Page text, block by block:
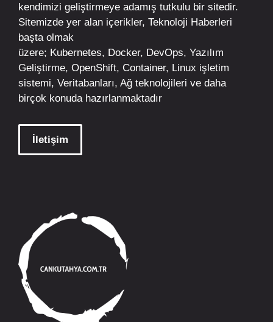
kendimizi geliştirmeye adamış tutkulu bir sitedir.
Sitemizde yer alan içerikler, Teknoloji Haberleri
başta olmak
üzere; Kubernetes, Docker, DevOps, Yazılım
Geliştirme, OpenShift, Container, Linux işletim
sistemi, Veritabanları, Ağ teknolojileri ve daha
birçok konuda hazırlanmaktadır
İletişim